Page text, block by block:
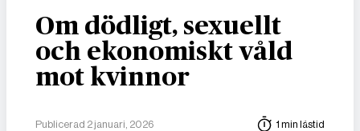
Om dödligt, sexuellt
och ekonomiskt våld
mot kvinnor
Publicerad 2 januari, 2026 1 min lästid